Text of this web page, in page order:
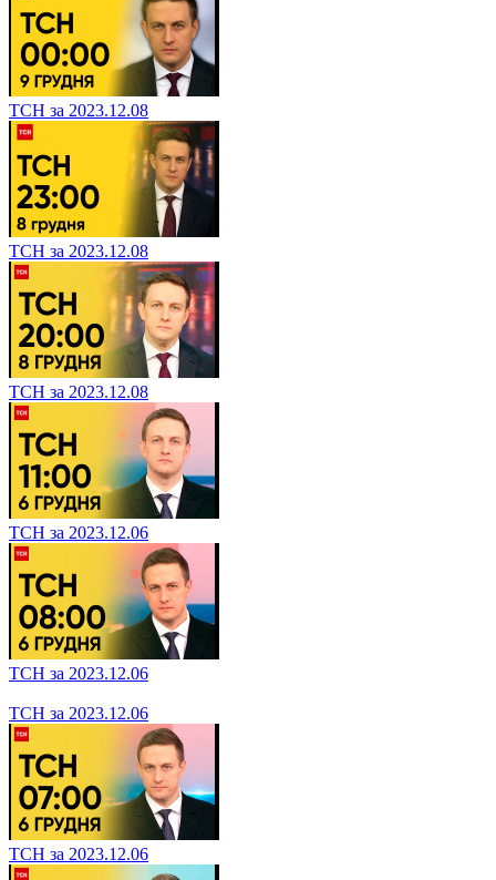
ТСН за 2023.12.08
ТСН за 2023.12.08
ТСН за 2023.12.08
ТСН за 2023.12.06
ТСН за 2023.12.06
ТСН за 2023.12.06